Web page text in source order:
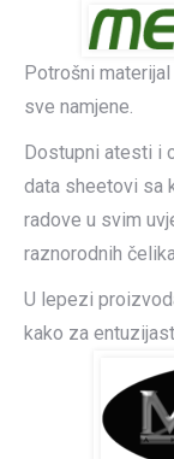
Potrošni
sve namjene.
Dostupni atesti i
data sheetovi sa
radove u svim
raznorodnih
U lepezi
kako za